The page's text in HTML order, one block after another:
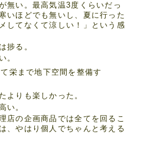
無い。最高気温3度くらいだっ
いほどでも無いし、夏に行った
してなくて涼しい！」という感
捗る。
。
栄まで地下空間を整備す
よりも楽しかった。
い。
店の企画商品では全てを回るこ
、やはり個人でちゃんと考える